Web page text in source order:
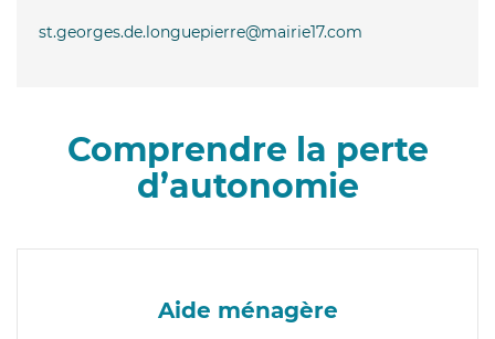
st.georges.de.longuepierre@mairie17.com
Comprendre la perte
d’autonomie
Aide ménagère